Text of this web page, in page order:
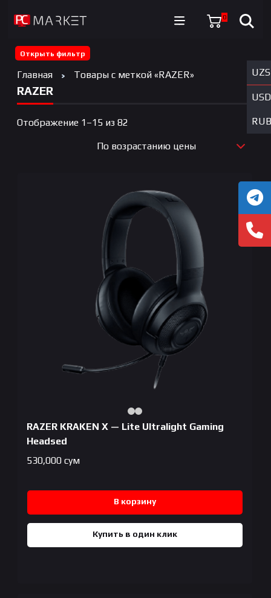
0
UZS
USD
RUB
Открыть фильтр
Главная Товары с меткой «RAZER»
RAZER
Отображение 1–15 из 82
возрастанию
По возрастанию цены
По возрастанию цены
По убыванию цены
RAZER KRAKEN X — Lite Ultralight Gaming
Headsed
530,000 сум
В корзину
Купить в один клик